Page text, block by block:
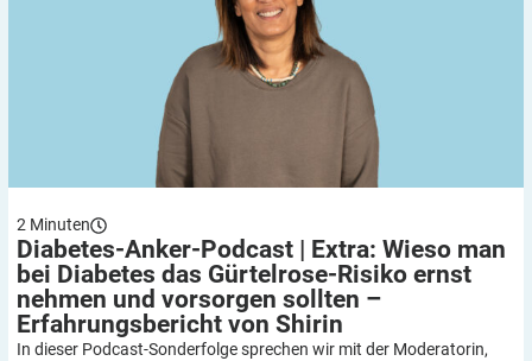
2 Minuten
Diabetes-Anker-Podcast | Extra: Wieso man
bei Diabetes das Gürtelrose-Risiko ernst
nehmen und vorsorgen sollten –
Erfahrungsbericht von Shirin
In dieser Podcast-Sonderfolge sprechen wir mit der Moderatorin,